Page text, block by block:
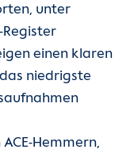
unter
Register
einen klaren
niedrigste
Hemmern,